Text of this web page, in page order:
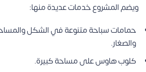
ويضم المشروع خدمات عديدة منها:
حمامات سباحة متنوعة في الشكل
والصغار.
كلوب هاوس على مساحة كبيرة.